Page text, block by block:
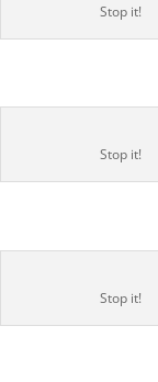
Stop it!
Stop it!
Stop it!